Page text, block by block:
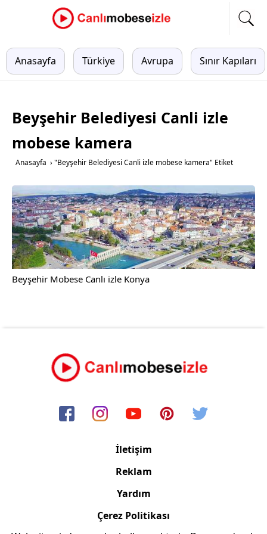
Anasayfa Türkiye Avrupa Sınır Kapıları
Beyşehir Belediyesi Canli izle
mobese kamera
Anasayfa › "Beyşehir Belediyesi Canli izle mobese kamera" Etiket
Beyşehir Mobese Canlı izle Konya
İletişim
Reklam
Yardım
Çerez Politikası